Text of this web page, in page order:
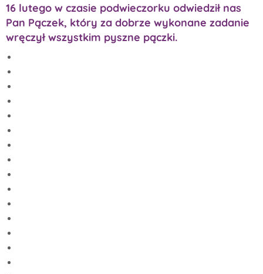
16 lutego w czasie podwieczorku odwiedził nas
Pan Pączek, który za dobrze wykonane zadanie
wręczył wszystkim pyszne pączki.